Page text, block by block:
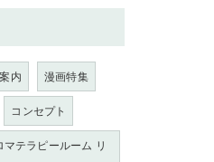
内 漫画特集
コンセプト
テラピールーム リ